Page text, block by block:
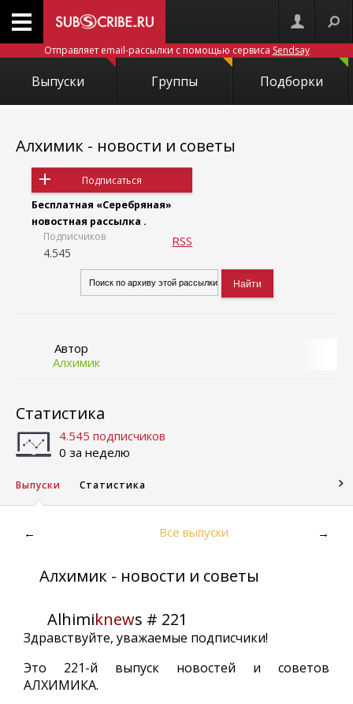
Отправляет email-рассылки с помощью сервиса Sendsay
Выпуски Группы Подборки
Алхимик - новости и советы
Подписаться
Бесплатная «Серебряная»
новостная рассылка .
Подписчиков
4.545
RSS
Автор
Алхимик
Статистика
4.545 подписчиков
0 за неделю
Выпуски Статистика
← Все выпуски →
Алхимик - новости и советы
Alhimiknews # 221
Здравствуйте, уважаемые подписчики!
Это 221-й выпуск новостей и советов
АЛХИМИКА.